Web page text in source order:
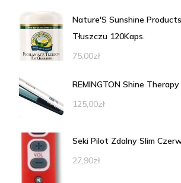
Nature'S Sunshine
Tłuszczu 120Kaps.
75,00zł
REMINGTON Shine
125,00zł
Seki Pilot Zdalny Slim
27,90zł